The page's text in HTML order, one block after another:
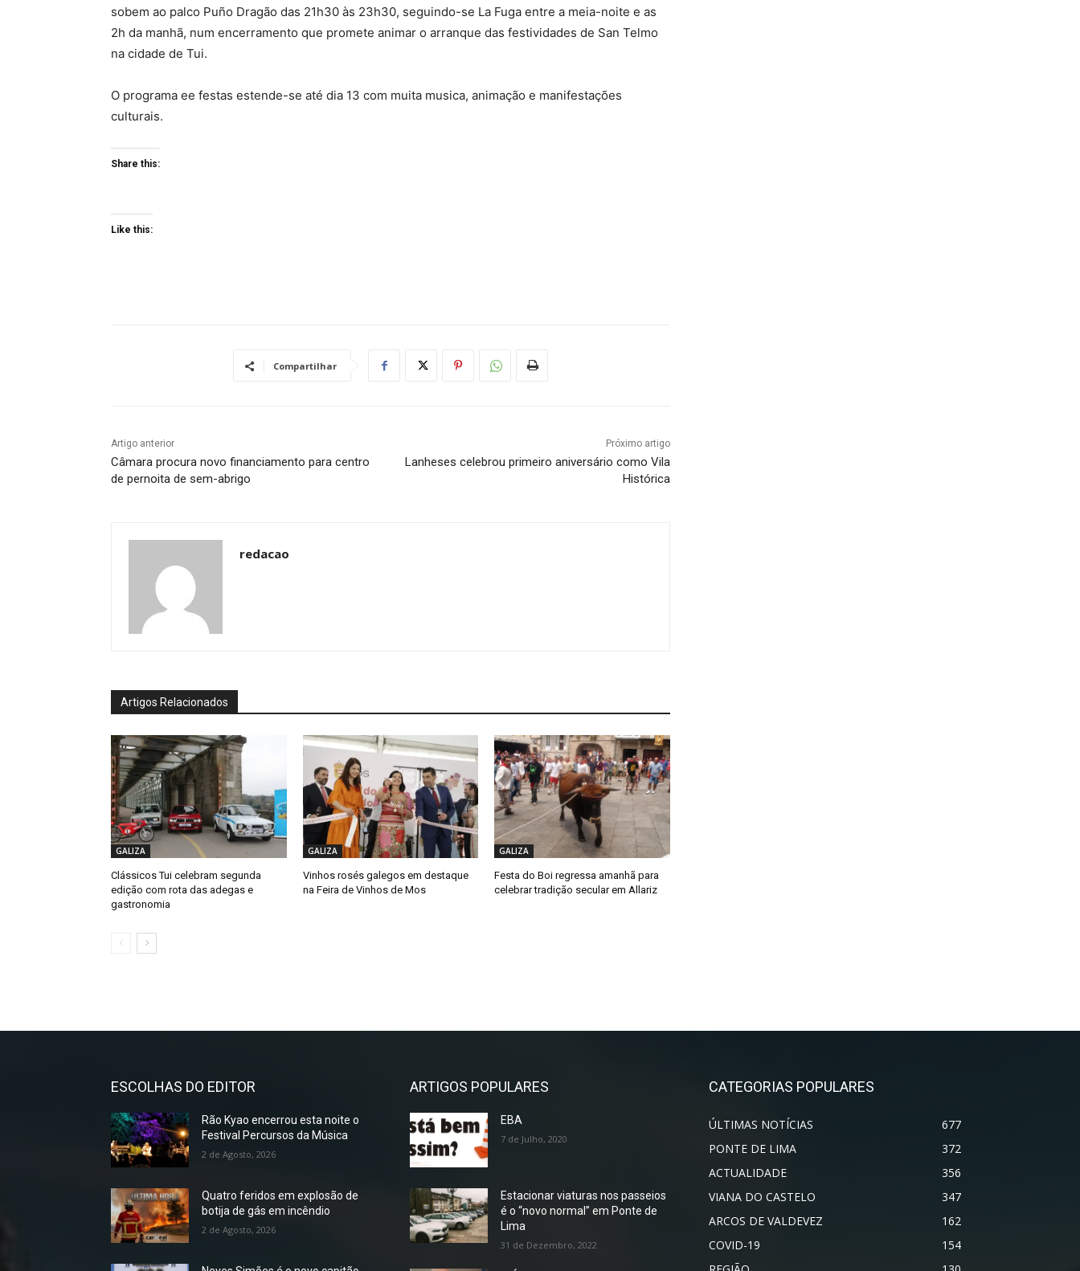
sobem ao palco Puño Dragão das 21h30 às 23h30, seguindo-se La Fuga entre a meia-noite e as
2h da manhã, num encerramento que promete animar o arranque das festividades de San Telmo
na cidade de Tui.
O programa ee festas estende-se até dia 13 com muita musica, animação e manifestações
culturais.
Share this:
Like this:
Compartilhar
Artigo anterior
Câmara procura novo financiamento para centro
de pernoita de sem-abrigo
Próximo artigo
Lanheses celebrou primeiro aniversário como Vila
Histórica
redacao
Artigos Relacionados
GALIZA
Clássicos Tui celebram segunda
edição com rota das adegas e
gastronomia
GALIZA
Vinhos rosés galegos em destaque
na Feira de Vinhos de Mos
GALIZA
Festa do Boi regressa amanhã para
celebrar tradição secular em Allariz
ESCOLHAS DO EDITOR
Rão Kyao encerrou esta noite o
Festival Percursos da Música
2 de Agosto, 2026
Quatro feridos em explosão de
botija de gás em incêndio
2 de Agosto, 2026
ARTIGOS POPULARES
EBA
7 de Julho, 2020
Estacionar viaturas nos passeios
é o “novo normal” em Ponte de
Lima
31 de Dezembro, 2022
CATEGORIAS POPULARES
ÚLTIMAS NOTÍCIAS
677
PONTE DE LIMA
372
ACTUALIDADE
356
VIANA DO CASTELO
347
ARCOS DE VALDEVEZ
162
COVID-19
154